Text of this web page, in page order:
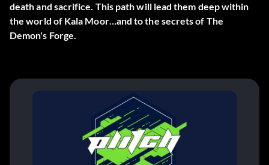
death and sacrifice. This path will lead them deep within
the world of Kala Moor…and to the secrets of The
Demon's Forge.